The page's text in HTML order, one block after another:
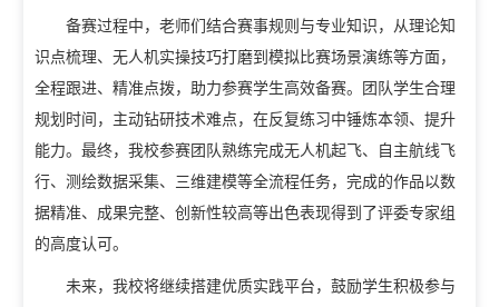
教学动态
教学运行
学籍管理
考务工作
校企合作
人才招聘
信息公开
备赛过程中，老师们结合赛事规则与专业知识，从理论知
识点梳理、无人机实操技巧打磨到模拟比赛场景演练等方面，
全程跟进、精准点拨，助力参赛学生高效备赛。团队学生合理
规划时间，主动钻研技术难点，在反复练习中锤炼本领、提升
能力。最终，我校参赛团队熟练完成无人机起飞、自主航线飞
行、测绘数据采集、三维建模等全流程任务，完成的作品以数
据精准、成果完整、创新性较高等出色表现得到了评委专家组
的高度认可。
未来，我校将继续搭建优质实践平台，鼓励学生积极参与